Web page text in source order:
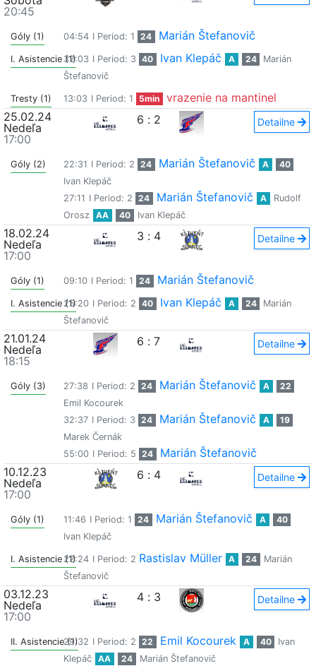
20:45
Góly (1) 04:54 I Period: 1 24 Marián Štefanovič
I. Asistencie (1)32:03 I Period: 3 40 Ivan Klepáč A 24
Marián
Štefanovič
Tresty (1) 13:03 I Period: 1 5min
vrazenie na mantinel
25.02.24
Nedeľa
17:00
6 : 2 Detailne
Góly (2) 22:31 I Period: 2 24 Marián Štefanovič A
40
Ivan Klepáč
27:11 I Period: 2 24 Marián Štefanovič A
Rudolf
Orosz
AA 40 Ivan Klepáč
18.02.24
Nedeľa
17:00
3 : 4 Detailne
Góly (1) 09:10 I Period: 1 24 Marián Štefanovič
I. Asistencie (1)25:20 I Period: 2 40 Ivan Klepáč A 24
Marián
Štefanovič
21.01.24
Nedeľa
18:15
6 : 7 Detailne
Góly (3) 27:38 I Period: 2 24 Marián Štefanovič A
22
Emil Kocourek
32:37 I Period: 3 24 Marián Štefanovič A
19
Marek Černák
55:00 I Period: 5 24
Marián Štefanovič
10.12.23
Nedeľa
17:00
6 : 4 Detailne
Góly (1) 11:46 I Period: 1 24 Marián Štefanovič A
40
Ivan Klepáč
I. Asistencie (1)22:24 I Period: 2 Rastislav Müller A 24
Marián
Štefanovič
03.12.23
Nedeľa
17:00
4 : 3 Detailne
II. Asistencie (1)
29:32 I Period: 2 22 Emil Kocourek A 40
Ivan
Klepáč
AA 24 Marián Štefanovič